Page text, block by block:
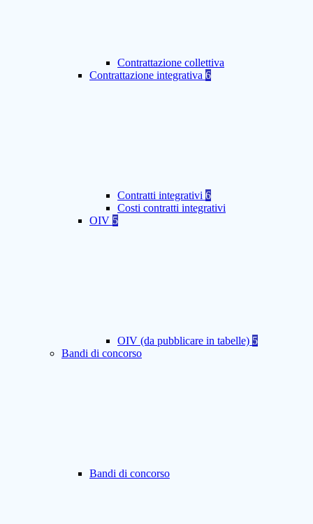
Contrattazione collettiva
Contrattazione integrativa 6
Contratti integrativi 6
Costi contratti integrativi
OIV 5
OIV (da pubblicare in tabelle) 5
Bandi di concorso
Bandi di concorso